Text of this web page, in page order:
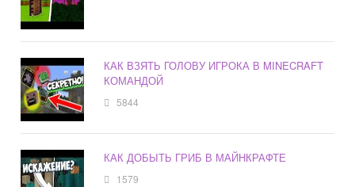
КАК ВЗЯТЬ ГОЛОВУ ИГРОКА В MINECRAFT
КОМАНДОЙ
5844
КАК ДОБЫТЬ ГРИБ В МАЙНКРАФТЕ
1579